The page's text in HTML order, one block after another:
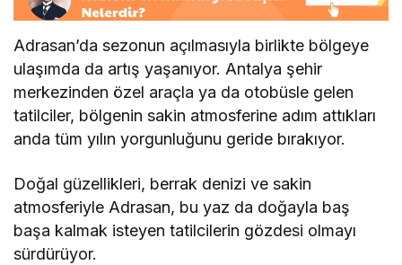
Adrasan’da sezonun açılmasıyla birlikte bölgeye
ulaşımda da artış yaşanıyor. Antalya şehir
merkezinden özel araçla ya da otobüsle gelen
tatilciler, bölgenin sakin atmosferine adım attıkları
anda tüm yılın yorgunluğunu geride bırakıyor.
Doğal güzellikleri, berrak denizi ve sakin
atmosferiyle Adrasan, bu yaz da doğayla baş
başa kalmak isteyen tatilcilerin gözdesi olmayı
sürdürüyor.